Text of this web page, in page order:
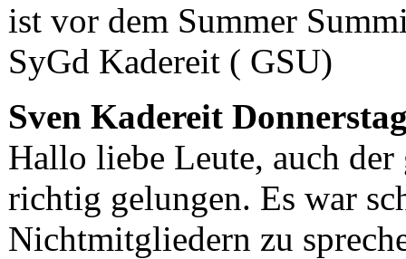
ist vor dem Summer
SyGd Kadereit ( GSU)
Sven Kadereit
Hallo liebe Leute, auch
richtig gelungen. Es war
Nichtmitgliedern zu